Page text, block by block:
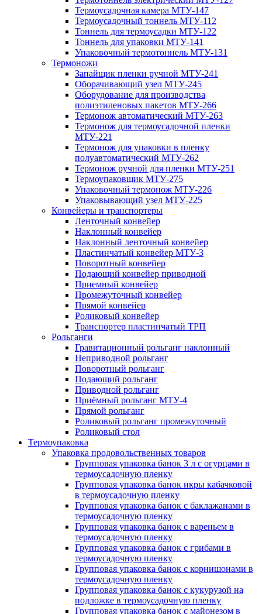
Термоусадочная камера МТУ-147
Термоусадочный тоннель МТУ-112
Тоннель для термоусадки МТУ-122
Тоннель для упаковки МТУ-141
Упаковочный термотоннель МТУ-131
Термоножи
Запайщик пленки ручной МТУ-241
Оборачивающий узел МТУ-245
Оборудование для производства
полиэтиленовых пакетов МТУ-266
Термонож автоматический МТУ-263
Термонож для термоусадочной пленки
МТУ-221
Термонож для упаковки в пленку
полуавтоматический МТУ-262
Термонож ручной для пленки МТУ-251
Термоупаковщик МТУ-275
Упаковочный термонож МТУ-226
Упаковывающий узел МТУ-225
Конвейеры и транспортеры
Ленточный конвейер
Наклонный конвейер
Наклонный ленточный конвейер
Пластинчатый конвейер МТУ-3
Поворотный конвейер
Подающий конвейер приводной
Приемный конвейер
Промежуточный конвейер
Прямой конвейер
Роликовый конвейер
Транспортер пластинчатый ТРП
Рольганги
Гравитационный рольганг наклонный
Неприводной рольганг
Поворотный рольганг
Подающий рольганг
Приводной рольганг
Приёмный рольганг МТУ-4
Прямой рольганг
Роликовый рольганг промежуточный
Роликовый стол
Термоупаковка
Упаковка продовольственных товаров
Групповая упаковка банок 3 л с огурцами в
термоусадочную пленку
Групповая упаковка банок икры кабачковой
в термоусадочную пленку
Групповая упаковка банок с баклажанами в
термоусадочную пленку
Групповая упаковка банок с вареньем в
термоусадочную пленку
Групповая упаковка банок с грибами в
термоусадочную пленку
Групповая упаковка банок с корнишонами в
термоусадочную пленку
Групповая упаковка банок с кукурузой на
подложке в термоусадочную пленку
Групповая упаковка банок с майонезом в